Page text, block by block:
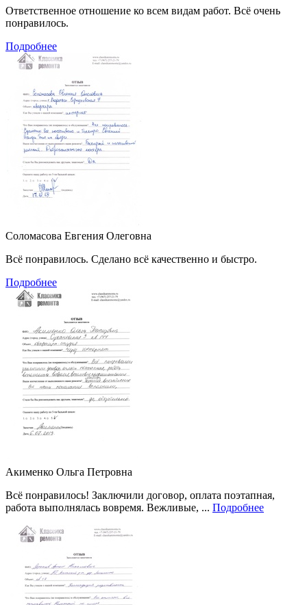
Ответственное отношение ко всем видам работ. Всё очень
понравилось.
Подробнее
Соломасова Евгения Олеговна
Всё понравилось. Сделано всё качественно и быстро.
Подробнее
Акименко Ольга Петровна
Всё понравилось! Заключили договор, оплата поэтапная,
работа выполнялась вовремя. Вежливые, ... Подробнее